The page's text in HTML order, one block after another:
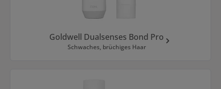
Goldwell Dualsenses Bond Pro
Schwaches, brüchiges Haar